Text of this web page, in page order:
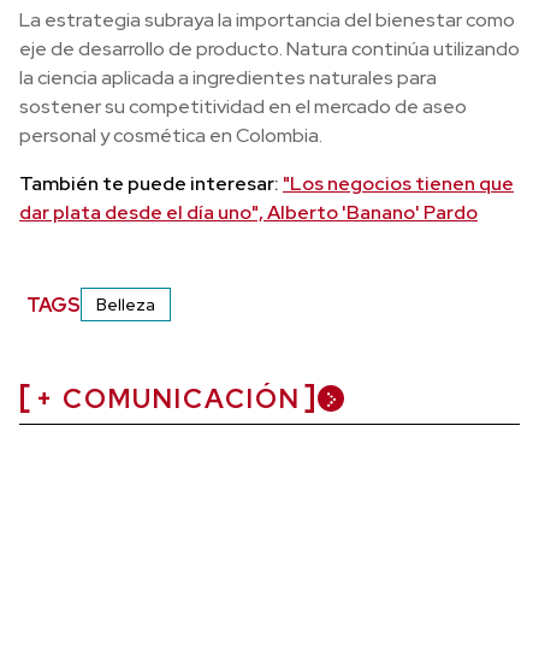
La estrategia subraya la importancia del bienestar como
eje de desarrollo de producto. Natura continúa utilizando
la ciencia aplicada a ingredientes naturales para
sostener su competitividad en el mercado de aseo
personal y cosmética en Colombia.
También te puede interesar: "Los negocios tienen que
dar plata desde el día uno", Alberto 'Banano' Pardo
TAGS Belleza
+ COMUNICACIÓN